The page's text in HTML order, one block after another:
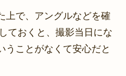
上で、アングルなどを確
ておくと、撮影当日にな
ことがなくて安心だと